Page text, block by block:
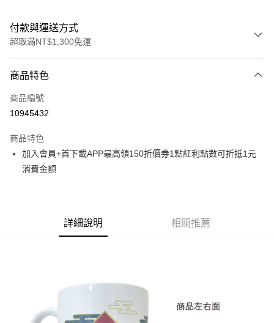
付款與運送方式
超取滿NT$1,300免運
信用卡一次付款
超商取貨付款
Apple Pay
悠遊付
全家取貨付款
每筆NT$65，滿NT$1,300(含以上)免運費
商品特色
商品編號
10945432
商品特色
加入會員+首下載APP最高領150折價券1點紅利點數可折抵1元
消費金額
詳細說明 相關推薦